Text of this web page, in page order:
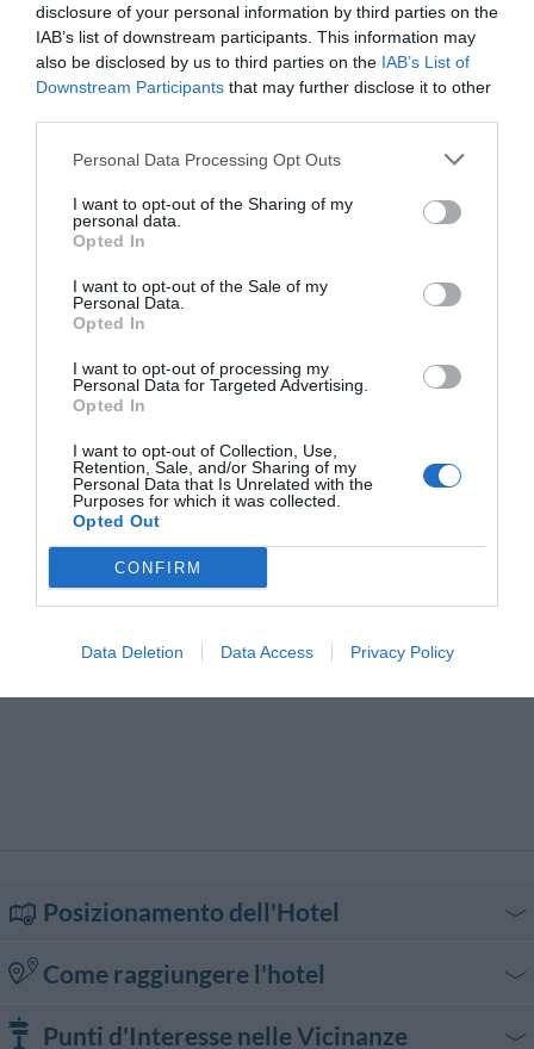
disclosure of your personal information by third parties on the
IAB’s list of downstream participants. This information may
also be disclosed by us to third parties on the IAB’s List of
Downstream Participants that may further disclose it to other
Personal Data Processing Opt Outs
I want to opt-out of the Sharing of my
personal data.
Opted In
I want to opt-out of the Sale of my
Personal Data.
Opted In
I want to opt-out of processing my
Personal Data for Targeted Advertising.
Opted In
I want to opt-out of Collection, Use,
Retention, Sale, and/or Sharing of my
Personal Data that Is Unrelated with the
Purposes for which it was collected.
Opted Out
CONFIRM
Data Deletion Data Access Privacy Policy
Accettati Animali
Accettati Animali Piccola Taglia
Cambio Valuta
Cassaforte
Check In e Check Out Rapidi
Connessione ad Internet
bambini
Meeting / Congressi
Personale Multilingua
Piscina Esterna
Reception - 24 ore su 24
Servizio Fax
Servizio Fotocopiatrice
Servizio Interpreti
Servizio di Baby Sitter
Ristorante e Bar
degustare la prima colazione.
Descrizione Sala Riunioni/Sala
Meeting/Sala Congressi
persone ideale per eventi e cerimonie.
Servizi a Pagamento
Banco Escursioni
Bar della piscina
Biglietteria Aerea
Biglietteria Navi
Caffetteria
Cameriere personale
Lavaggio a secco
Lavanderia
Lounge bar
Lustrascarpe
Noleggio Auto
Noleggio Moto / Scooter
Piano Bar
Portiere
Pranzo al sacco
Ricevimenti / Banchetti /
Cerimonie
Ristorante
Servizio medico
Stireria
Transfer da/per Aeroporto
Transfer da/per Spiaggia
Caratteristiche dell'hotel
Camere Fumatori
Camere antiallergiche
Camere familiari
Camere per Diversamente Abili
Dimora storica
Edificio storico
Hotel Business
Luogo di Culto
Parco giochi per bambini
Ristrutturato recentemente
Senza Barriere Architettoniche
Suite Nuziale
Terrazza
Posizionamento dell'Hotel
Come raggiungere l'hotel
In auto
Punti d'Interesse nelle Vicinanze